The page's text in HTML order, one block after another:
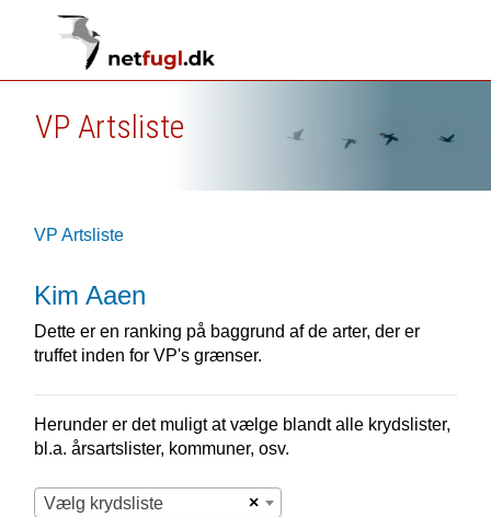
VP Artsliste
VP Artsliste
Kim Aaen
Dette er en ranking på baggrund af de arter, der er
truffet inden for VP's grænser.
Herunder er det muligt at vælge blandt alle krydslister,
bl.a. årsartslister, kommuner, osv.
×
Vælg krydsliste